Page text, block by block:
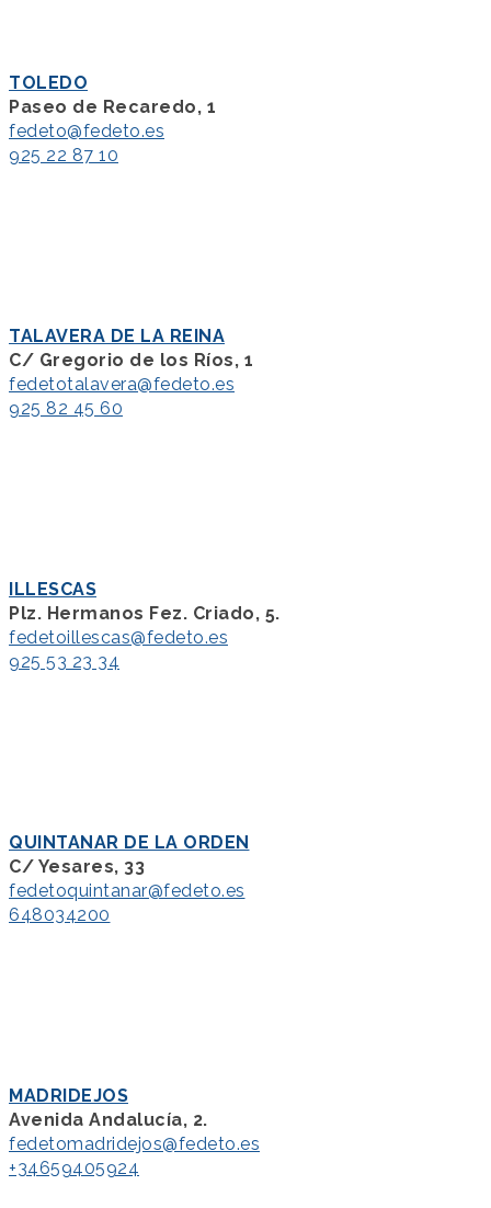
TOLEDO
Paseo de Recaredo, 1
fedeto@fedeto.es
925 22 87 10
TALAVERA DE LA REINA
C/ Gregorio de los Ríos, 1
fedetotalavera@fedeto.es
925 82 45 60
ILLESCAS
Plz. Hermanos Fez. Criado, 5.
fedetoillescas@fedeto.es
925 53 23 34
QUINTANAR DE LA ORDEN
C/ Yesares, 33
fedetoquintanar@fedeto.es
648034200
MADRIDEJOS
Avenida Andalucía, 2.
fedetomadridejos@fedeto.es
+34659405924